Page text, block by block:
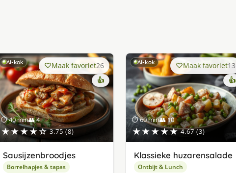
AI-kok
⏱ 40 min👥 4
★★★★☆ 3.75 (8)
Maak favoriet26
👍
Sausijzenbroodjes
Borrelhapjes & tapas
AI-kok
⏱ 60 min👥 10
★★★★★ 4.67 (3)
Maak favoriet13
👍
Klassieke huzarensalade
Ontbijt & Lunch